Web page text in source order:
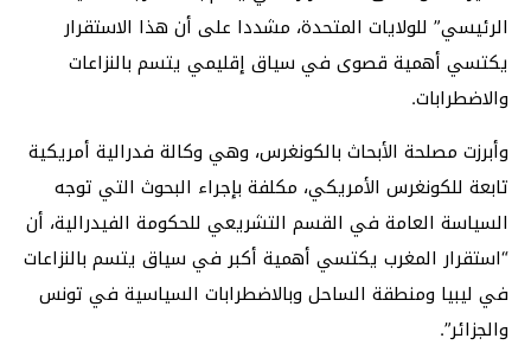
الرئيسي” للولايات المتحدة، مشددا على أن هذا الاستقرار
يكتسي أهمية قصوى في سياق إقليمي يتسم بالنزاعات
والاضطرابات.
وأبرزت مصلحة الأبحاث بالكونغرس، وهي وكالة فدرالية أمريكية
تابعة للكونغرس الأمريكي، مكلفة بإجراء البحوث التي توجه
السياسة العامة في القسم التشريعي للحكومة الفيدرالية، أن
“استقرار المغرب يكتسي أهمية أكبر في سياق يتسم بالنزاعات
في ليبيا ومنطقة الساحل وبالاضطرابات السياسية في تونس
والجزائر”.